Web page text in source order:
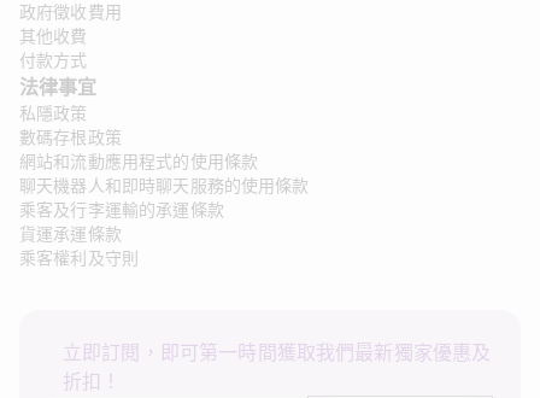
政府徵收費用
其他收費
付款方式
法律事宜
私隱政策
數碼存根政策
網站和流動應用程式的使用條款
聊天機器人和即時聊天服務的使用條款
乘客及行李運輸的承運條款
貨運承運條款
乘客權利及守則
立即訂閱，即可第一時間獲取我們最新獨家優惠及
折扣！